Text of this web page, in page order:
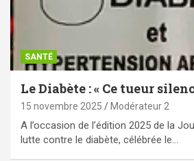
SANTÉ
Le Diabète : « Ce tueur
15 novembre 2025 Modérateur 2
A l’occasion de l’édition 2025 de la
lutte contre le diabète, célébrée le…